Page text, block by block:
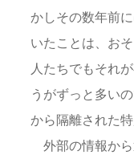
かしその数年前
いたことは、お
人たちでもそれ
うがずっと多い
から隔離された
外部の情報から